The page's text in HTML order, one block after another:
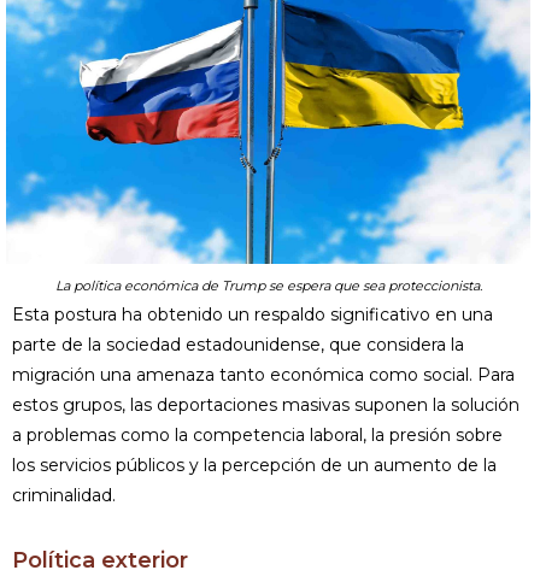
La política económica de Trump se espera que sea proteccionista.
Esta postura ha obtenido un respaldo significativo en una
parte de la sociedad estadounidense, que considera la
migración una amenaza tanto económica como social. Para
estos grupos, las deportaciones masivas suponen la solución
a problemas como la competencia laboral, la presión sobre
los servicios públicos y la percepción de un aumento de la
criminalidad.
Política exterior